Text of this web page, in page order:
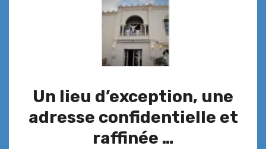
Un lieu d’exception, une
adresse confidentielle et
raffinée …